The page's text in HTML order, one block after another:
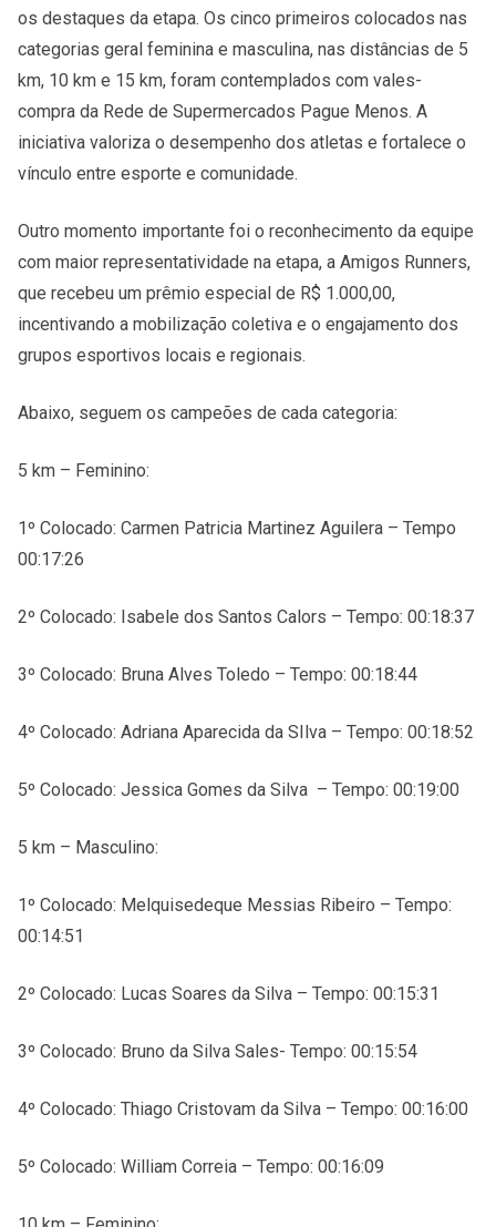
os destaques da etapa. Os cinco primeiros colocados nas
categorias geral feminina e masculina, nas distâncias de 5
km, 10 km e 15 km, foram contemplados com vales-
compra da Rede de Supermercados Pague Menos. A
iniciativa valoriza o desempenho dos atletas e fortalece o
vínculo entre esporte e comunidade.
Outro momento importante foi o reconhecimento da equipe
com maior representatividade na etapa, a Amigos Runners,
que recebeu um prêmio especial de R$ 1.000,00,
incentivando a mobilização coletiva e o engajamento dos
grupos esportivos locais e regionais.
Abaixo, seguem os campeões de cada categoria:
5 km – Feminino:
1º Colocado: Carmen Patricia Martinez Aguilera – Tempo
00:17:26
2º Colocado: Isabele dos Santos Calors – Tempo: 00:18:37
3º Colocado: Bruna Alves Toledo – Tempo: 00:18:44
4º Colocado: Adriana Aparecida da SIlva – Tempo: 00:18:52
5º Colocado: Jessica Gomes da Silva – Tempo: 00:19:00
5 km – Masculino:
1º Colocado: Melquisedeque Messias Ribeiro – Tempo:
00:14:51
2º Colocado: Lucas Soares da Silva – Tempo: 00:15:31
3º Colocado: Bruno da Silva Sales- Tempo: 00:15:54
4º Colocado: Thiago Cristovam da Silva – Tempo: 00:16:00
5º Colocado: William Correia – Tempo: 00:16:09